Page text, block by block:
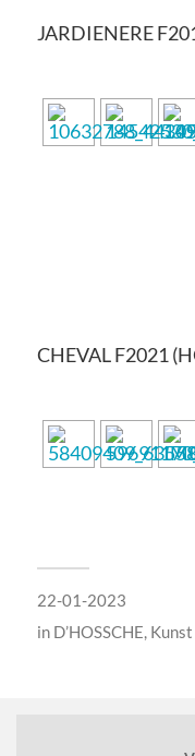
JARDIENERE
CHEVAL F2021
22-01-2023
in D’HOSSCHE, Kunst